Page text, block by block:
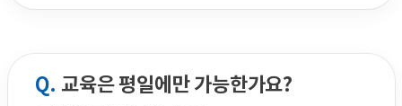
Q. 교육은 평일에만 가능한가요?